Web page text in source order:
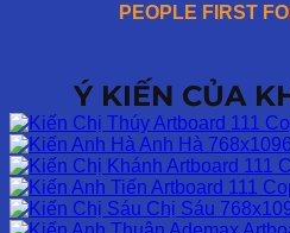
PEOPLE FIRST
Ý KIẾN CỦA